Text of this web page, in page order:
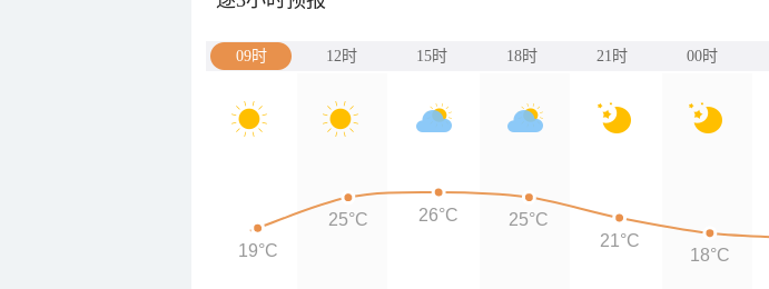
09时 12时 15时 18时 21时 00时
19°C
25°C 26°C 25°C
21°C
18°C